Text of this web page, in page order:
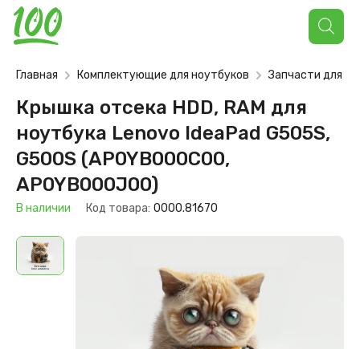
Поиск
товаров
Главная Комплектующие для ноутбуков Запчасти для
Крышка отсека HDD, RAM для
ноутбука Lenovo IdeaPad G505S,
G500S (AP0YB000C00,
AP0YB000J00)
В наличии Код товара: 0000.81670